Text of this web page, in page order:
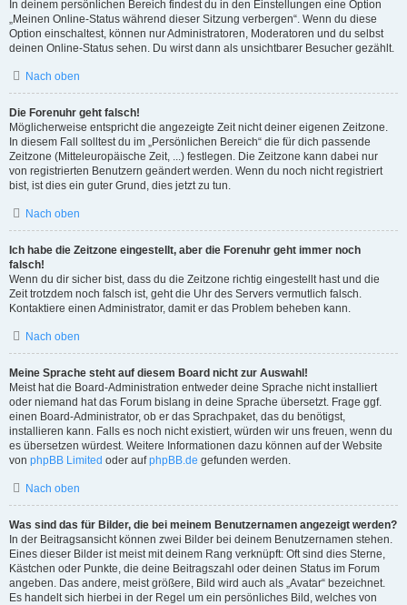
In deinem persönlichen Bereich findest du in den Einstellungen eine Option
„Meinen Online-Status während dieser Sitzung verbergen“. Wenn du diese
Option einschaltest, können nur Administratoren, Moderatoren und du selbst
deinen Online-Status sehen. Du wirst dann als unsichtbarer Besucher gezählt.
Nach oben
Die Forenuhr geht falsch!
Möglicherweise entspricht die angezeigte Zeit nicht deiner eigenen Zeitzone.
In diesem Fall solltest du im „Persönlichen Bereich“ die für dich passende
Zeitzone (Mitteleuropäische Zeit, ...) festlegen. Die Zeitzone kann dabei nur
von registrierten Benutzern geändert werden. Wenn du noch nicht registriert
bist, ist dies ein guter Grund, dies jetzt zu tun.
Nach oben
Ich habe die Zeitzone eingestellt, aber die Forenuhr geht immer noch
falsch!
Wenn du dir sicher bist, dass du die Zeitzone richtig eingestellt hast und die
Zeit trotzdem noch falsch ist, geht die Uhr des Servers vermutlich falsch.
Kontaktiere einen Administrator, damit er das Problem beheben kann.
Nach oben
Meine Sprache steht auf diesem Board nicht zur Auswahl!
Meist hat die Board-Administration entweder deine Sprache nicht installiert
oder niemand hat das Forum bislang in deine Sprache übersetzt. Frage ggf.
einen Board-Administrator, ob er das Sprachpaket, das du benötigst,
installieren kann. Falls es noch nicht existiert, würden wir uns freuen, wenn du
es übersetzen würdest. Weitere Informationen dazu können auf der Website
von phpBB Limited oder aufphpBB.de gefunden werden.
Nach oben
Was sind das für Bilder, die bei meinem Benutzernamen angezeigt werden?
In der Beitragsansicht können zwei Bilder bei deinem Benutzernamen stehen.
Eines dieser Bilder ist meist mit deinem Rang verknüpft: Oft sind dies Sterne,
Kästchen oder Punkte, die deine Beitragszahl oder deinen Status im Forum
angeben. Das andere, meist größere, Bild wird auch als „Avatar“ bezeichnet.
Es handelt sich hierbei in der Regel um ein persönliches Bild, welches von